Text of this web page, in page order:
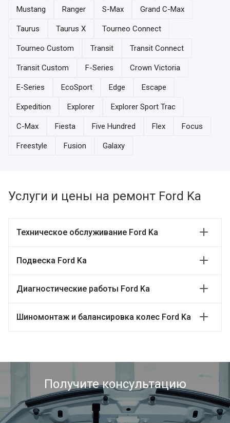
Mustang Ranger S-Max Grand C-Max
Taurus Taurus X Tourneo Connect
Tourneo Custom Transit Transit Connect
Transit Custom F-Series Crown Victoria
E-Series EcoSport Edge Escape
Expedition Explorer Explorer Sport Trac
C-Max Fiesta Five Hundred Flex Focus
Freestyle Fusion Galaxy
Услуги и цены на ремонт Ford Ka
Техническое обслуживание Ford Ka
Подвеска Ford Ka
Диагностические работы Ford Ka
Шиномонтаж и балансировка колес Ford Ka
Получите консультацию